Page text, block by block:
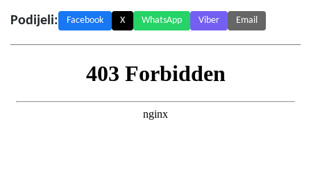
Podijeli: Facebook X WhatsApp Viber Email